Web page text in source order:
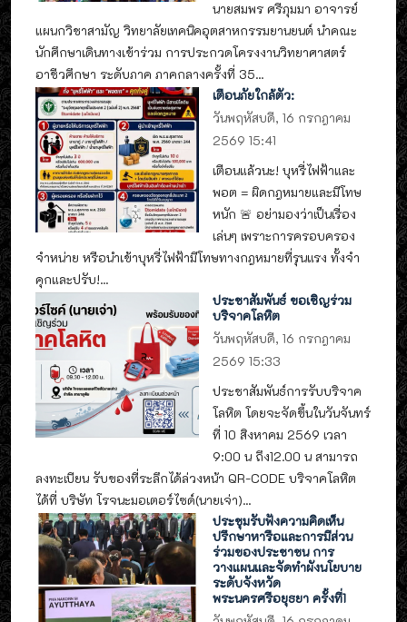
นายสมพร ศรีภุมมา อาจารย์
แผนกวิชาสามัญ วิทยาลัยเทคนิคอุตสาหกรรมยานยนต์ นำคณะ
นักศึกษาเดินทางเข้าร่วม การประกวดโครงงานวิทยาศาสตร์
อาชีวศึกษา ระดับภาค ภาคกลางครั้งที่ 35...
เตือนภัยใกล้ตัว:
วันพฤหัสบดี, 16 กรกฎาคม
2569 15:41
เตือนแล้วนะ! บุหรี่ไฟฟ้าและ
พอต = ผิดกฎหมายและมีโทษ
หนัก 🚨 อย่ามองว่าเป็นเรื่อง
เล่นๆ เพราะการครอบครอง
จำหน่าย หรือนำเข้าบุหรี่ไฟฟ้ามีโทษทางกฎหมายที่รุนแรง ทั้งจำ
คุกและปรับ!...
ประชาสัมพันธ์ ขอเชิญร่วม
บริจาคโลหิต
วันพฤหัสบดี, 16 กรกฎาคม
2569 15:33
ประชาสัมพันธ์การรับบริจาค
โลหิต โดยจะจัดขึ้นในวันจันทร์
ที่ 10 สิงหาคม 2569 เวลา
9:00 น ถึง12.00 น สามารถ
ลงทะเบียน รับของที่ระลึกได้ล่วงหน้า QR-CODE บริจาคโลหิต
ได้ที่ บริษัท โรจนะมอเตอร์ไซด์(นายเจ่า)...
ประชุมรับฟังความคิดเห็น
ปรึกษาหารือและการมีส่วน
ร่วมของประชาชน การ
วางแผนและจัดทำผังนโยบาย
ระดับจังหวัด
พระนครศรีอยุธยา ครั้งที่1